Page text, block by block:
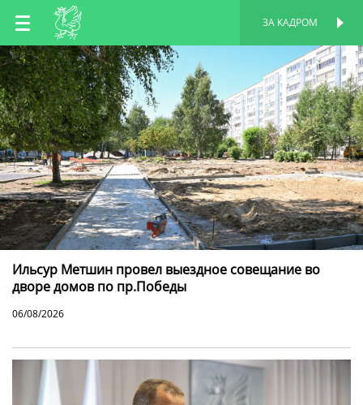
RU
EN
TT
ЗА КАДРОМ
Ильсур Метшин провел выездное совещание во
дворе домов по пр.Победы
06/08/2026
ПЕРСОНАЛЬНАЯ
СТРАНИЦА